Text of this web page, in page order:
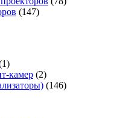
(147)
камер (2)
(146)